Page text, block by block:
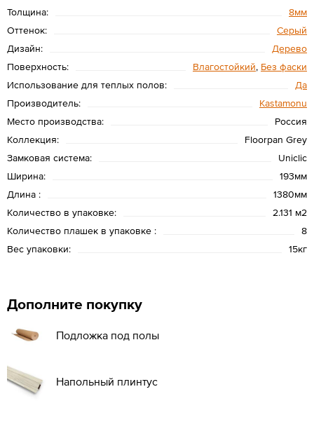
Толщина:
8мм
Оттенок:
Серый
Дизайн:
Дерево
Поверхность:
Влагостойкий, Без фаски
Использование для теплых полов:
Да
Производитель:
Kastamonu
Место производства:
Россия
Коллекция:
Floorpan Grey
Замковая система:
Uniclic
Ширина:
193мм
Длина :
1380мм
Количество в упаковке:
2.131 м2
Количество плашек в упаковке :
8
Вес упаковки:
15кг
Дополните покупку
Подложка под полы
Напольный плинтус